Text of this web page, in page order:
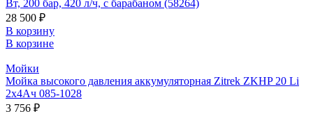
Вт, 200 бар, 420 л/ч, с барабаном (58264)
28 500 ₽
В корзину
В корзине
Мойки
Мойка высокого давления аккумуляторная Zitrek ZKHP 20 Li
2x4Ач 085-1028
3 756 ₽